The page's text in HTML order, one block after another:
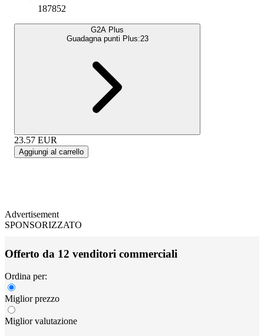
187852
G2A Plus
Guadagna punti Plus:23
23.57 EUR
Aggiungi al carrello
Advertisement
SPONSORIZZATO
Offerto da 12 venditori commerciali
Ordina per:
Miglior prezzo
Miglior valutazione